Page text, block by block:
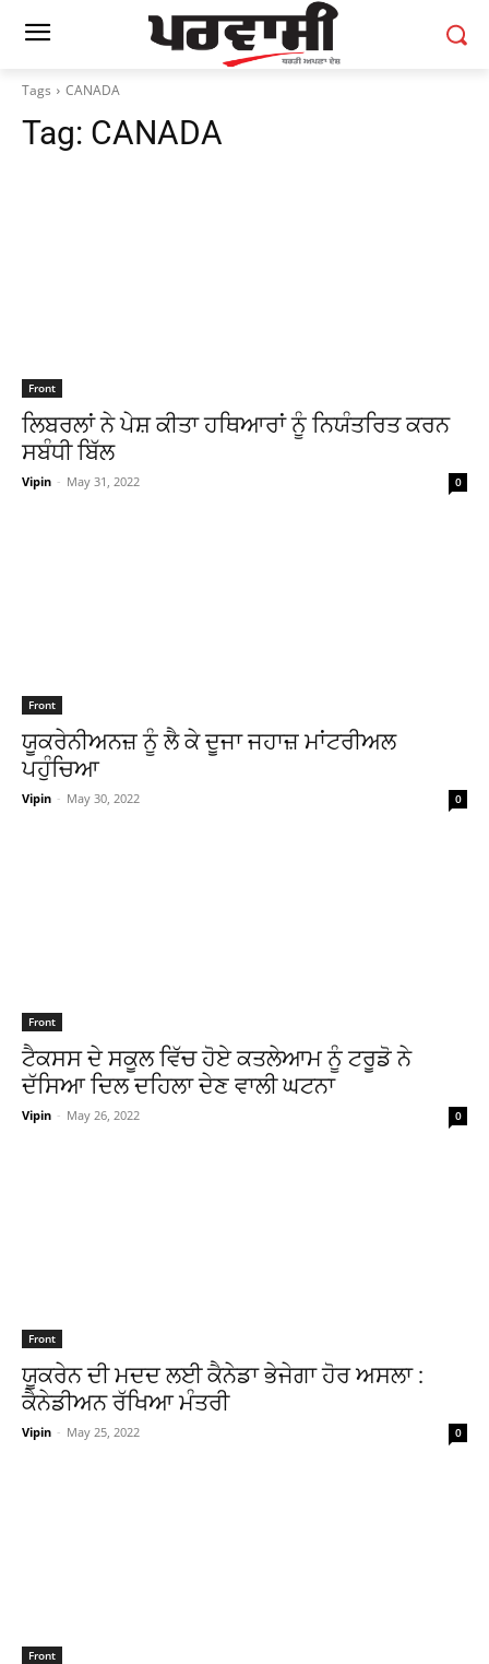
Tags CANADA
Tag: CANADA
Front
ਲਿਬਰਲਾਂ ਨੇ ਪੇਸ਼ ਕੀਤਾ ਹਥਿਆਰਾਂ ਨੂੰ ਨਿਯੰਤਰਿਤ ਕਰਨ
ਸਬੰਧੀ ਬਿੱਲ
Vipin - May 31, 2022 0
Front
ਯੂਕਰੇਨੀਅਨਜ਼ ਨੂੰ ਲੈ ਕੇ ਦੂਜਾ ਜਹਾਜ਼ ਮਾਂਟਰੀਅਲ
ਪਹੁੰਚਿਆ
Vipin - May 30, 2022 0
Front
ਟੈਕਸਸ ਦੇ ਸਕੂਲ ਵਿੱਚ ਹੋਏ ਕਤਲੇਆਮ ਨੂੰ ਟਰੂਡੋ ਨੇ
ਦੱਸਿਆ ਦਿਲ ਦਹਿਲਾ ਦੇਣ ਵਾਲੀ ਘਟਨਾ
Vipin - May 26, 2022 0
Front
ਯੂਕਰੇਨ ਦੀ ਮਦਦ ਲਈ ਕੈਨੇਡਾ ਭੇਜੇਗਾ ਹੋਰ ਅਸਲਾ :
ਕੈਨੇਡੀਅਨ ਰੱਖਿਆ ਮੰਤਰੀ
Vipin - May 25, 2022 0
Front